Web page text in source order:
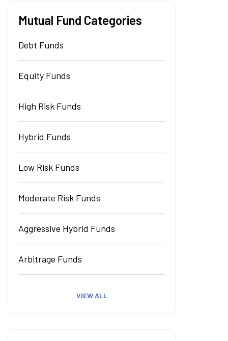
Mutual Fund Categories
Debt Funds
Equity Funds
High Risk Funds
Hybrid Funds
Low Risk Funds
Moderate Risk Funds
Aggressive Hybrid Funds
Arbitrage Funds
VIEW ALL